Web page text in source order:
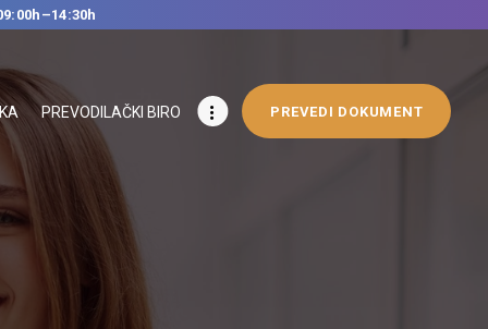
PREVODILAČKI BIRO PREVEDI DOKUMENT